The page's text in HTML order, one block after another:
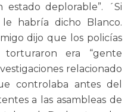
deplorable”. ´Si
le habría dicho Blanco.
dijo que los policías
era “gente
relacionado
controlaba antes del
a las asambleas de